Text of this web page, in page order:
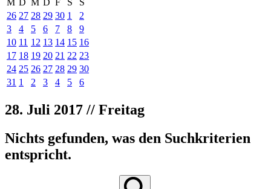
26 27 28 29 30 1
2
3
4 5 6 7 8
9
10 11 12 13 14 15 16
17 18 19 20 21 22 23
24 25 26 27 28 29 30
31 1 2 3 4 5 6
28. Juli 2017 // Freitag
Nichts gefunden, was den Suchkriterien
entspricht.